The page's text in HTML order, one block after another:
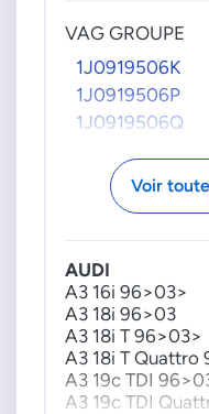
VAG GROUPE
1J0919506K
1J0919506P
1J0919506Q
Voir
AUDI
A3 16i 96>03>
A3 18i 96>03
A3 18i T 96>03>
A3 18i T Quattro
A3 19c TDI
A3 19c TDI